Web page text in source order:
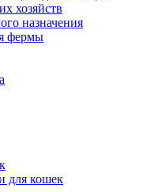
хозяйств
назначения
фермы
для кошек